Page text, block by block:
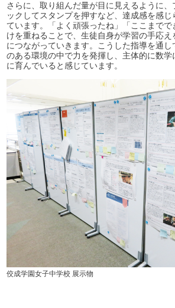
さらに、取り組んだ量が目に見えるように、
ックしてスタンプを押すなど、達成感を感
ています。「よく頑張ったね」「ここまで
けを重ねることで、生徒自身が学習の手応
につながっていきます。こうした指導を通
のある環境の中で力を発揮し、主体的に数
に育んでいると感じています。
佼成学園女子中学校 展示物